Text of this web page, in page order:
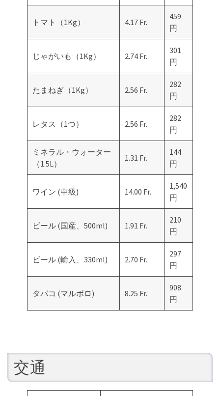
トマト（1Kg） 4.17 Fr.
459
円
じゃがいも（1Kg） 2.74 Fr.
301
円
たまねぎ（1Kg） 2.56 Fr.
282
円
レタス（1つ） 2.56 Fr.
282
円
ミネラル・ウォーター
（1.5L）
1.31 Fr.
144
円
ワイン (中級) 14.00 Fr.
1,540
円
ビール (国産、500ml) 1.91 Fr.
210
円
ビール (輸入、330ml) 2.70 Fr.
297
円
タバコ (マルボロ) 8.25 Fr.
908
円
交通